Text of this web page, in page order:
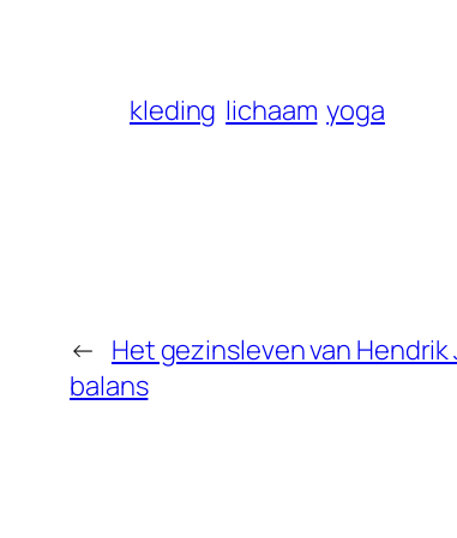
kleding lichaam yoga
← Het gezinsleven van
balans